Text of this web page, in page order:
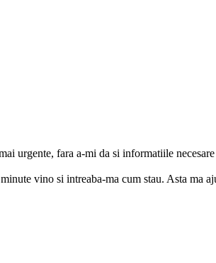
urgente, fara a-mi da si informatiile
vino si intreaba-ma cum stau. Asta ma